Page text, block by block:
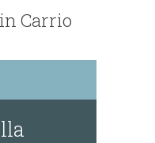
Carrio